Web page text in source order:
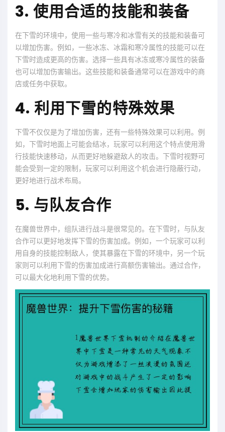
3. 使用合适的技能和装备
在下雪的环境中，使用一些与寒冷和冰雪有关的技能和装备可
以增加伤害。例如，一些冰冻、冰霜和寒冷属性的技能可以在
下雪时造成更高的伤害。选择一些具有冰冻或寒冷属性的装备
也可以增加伤害输出。这些技能和装备通常可以在游戏中的商
店或任务中获取。
4. 利用下雪的特殊效果
下雪不仅仅是为了增加伤害，还有一些特殊效果可以利用。例
如，下雪时地面上可能会结冰，玩家可以利用这个特点使用滑
行技能快速移动，从而更好地躲避敌人的攻击。下雪时视野可
能会受到一定的限制，玩家可以利用这个机会进行隐蔽行动，
更好地进行战术布局。
5. 与队友合作
在魔兽世界中，组队进行战斗是很常见的。在下雪时，与队友
合作可以更好地发挥下雪的伤害加成。例如，一个玩家可以利
用自身的技能控制敌人，使其暴露在下雪的环境中，另一个玩
家则可以利用下雪的伤害加成进行高额伤害输出。通过合作，
可以最大化地利用下雪的优势。